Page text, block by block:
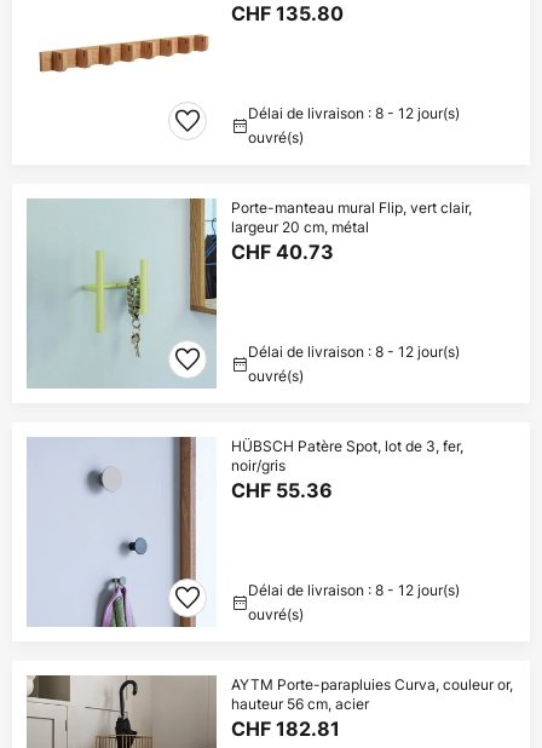
CHF 135.80
Délai de livraison : 8 - 12 jour(s)
ouvré(s)
Porte-manteau mural Flip, vert clair,
largeur 20 cm, métal
CHF 40.73
Délai de livraison : 8 - 12 jour(s)
ouvré(s)
HÜBSCH Patère Spot, lot de 3, fer,
noir/gris
CHF 55.36
Délai de livraison : 8 - 12 jour(s)
ouvré(s)
AYTM Porte-parapluies Curva, couleur or,
hauteur 56 cm, acier
CHF 182.81